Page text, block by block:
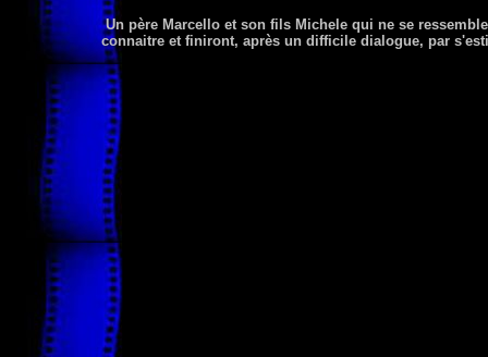
Un père Marcello et son fils Michele qui ne se
connaitre et finiront, après un difficile dialogue, par